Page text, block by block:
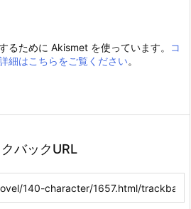
るために Akismet を使っています。
コ
細はこちらをご覧ください。
バックURL